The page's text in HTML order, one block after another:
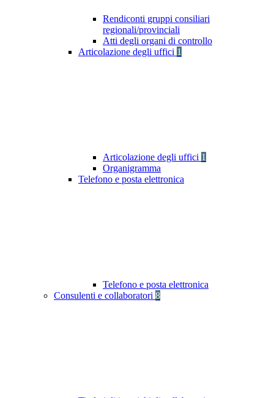
Rendiconti gruppi consiliari
regionali/provinciali
Atti degli organi di controllo
Articolazione degli uffici 1
Articolazione degli uffici 1
Organigramma
Telefono e posta elettronica
Telefono e posta elettronica
Consulenti e collaboratori 8